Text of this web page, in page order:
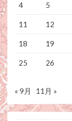
4 5
11 12
18 19
25 26
« 9月 11月 »